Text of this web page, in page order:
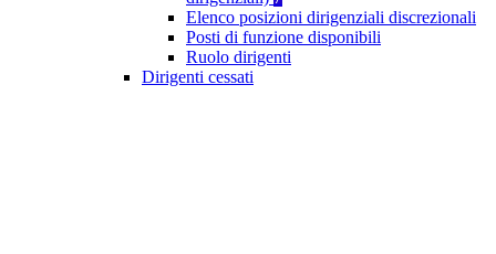
Elenco posizioni dirigenziali discrezionali
Posti di funzione disponibili
Ruolo dirigenti
Dirigenti cessati